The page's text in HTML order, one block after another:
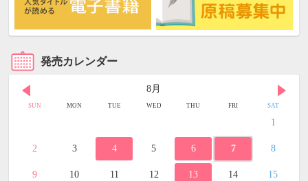
発売カレンダー
8月
SUN MON TUE WED THU FRI SAT
1
2 3 4 5 6 7 8
9 10 11 12 13 14 15